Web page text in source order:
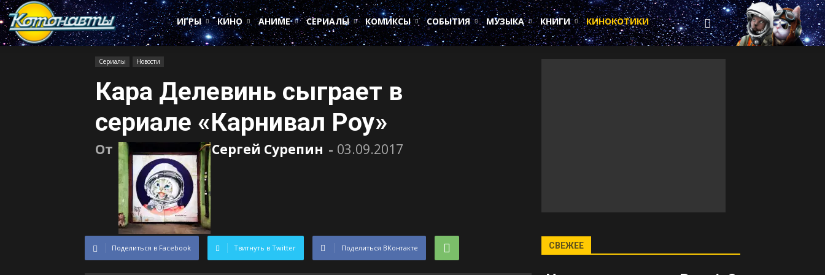
Котонавты
ИГРЫ
КИНО АНИМЕ СЕРИАЛЫ КОМИКСЫ СОБЫТИЯ МУЗЫКА КНИГИ КИНОКОТИКИ
Сериалы Новости
Кара Делевинь сыграет в
сериале «Карнивал Роу»
От Сергей Сурепин - 03.09.2017
Поделиться в Facebook Твитнуть в Twitter Поделиться ВКонтакте СВЕЖЕЕ